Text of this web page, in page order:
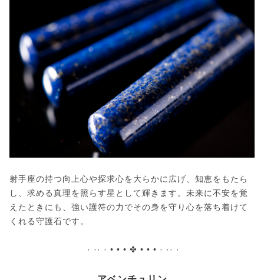
射手座の持つ向上心や探求心を大らかに広げ、知恵をもたら
し、求める真理を照らす星として輝きます。未来に不安を覚
えたときにも、強い護符の力でその身を守り心を落ち着けて
くれる守護石です。
· ·· · • • • ✤ • • • · ·· ·